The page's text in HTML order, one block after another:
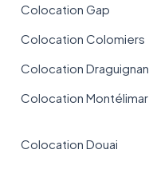
Colocation Gap
Colocation Colomiers
Colocation Draguignan
Colocation Montélimar
Colocation Douai